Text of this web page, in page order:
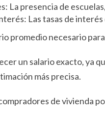
La presencia de
Las tasas de
promedio necesario
un salario exacto, ya
más precisa.
de vivienda